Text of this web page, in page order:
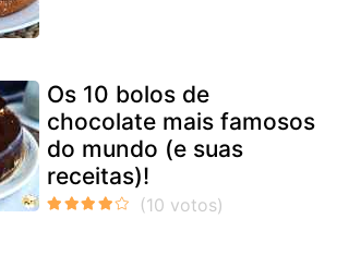
Os 10 bolos de
chocolate mais famosos
do mundo (e suas
receitas)!